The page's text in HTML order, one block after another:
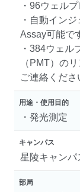
・96ウェル
・自動イン
Assay可能で
・384ウェル
（PMT）の
ご連絡くださ
用途・使用目的
・発光測定
キャンパス
星陵キャンパ
部局